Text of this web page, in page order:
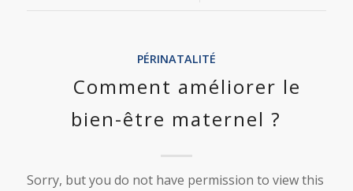
PÉRINATALITÉ
Comment améliorer le
bien-être maternel ?
Sorry, but you do not have permission to view this